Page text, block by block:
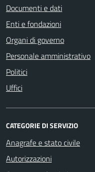
Documenti e dati
Enti e fondazioni
Organi di governo
Personale amministrativo
Politici
Uffici
CATEGORIE DI SERVIZIO
Anagrafe e stato civile
Autorizzazioni